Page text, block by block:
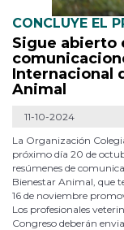
CONCLUYE EL
Sigue abierto
Internacional
Animal
11-10-2024
La Organización
próximo día 20 de
resúmenes de
Bienestar Animal, que
16 de noviembre
Los profesionales
Congreso deberán